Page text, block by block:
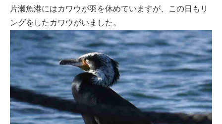
片瀬魚港にはカワウが羽を休めていますが、この日もリ
ングをしたカワウがいました。